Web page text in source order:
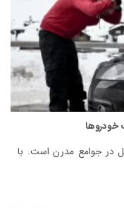
خودروها
در جوامع مدرن است. با